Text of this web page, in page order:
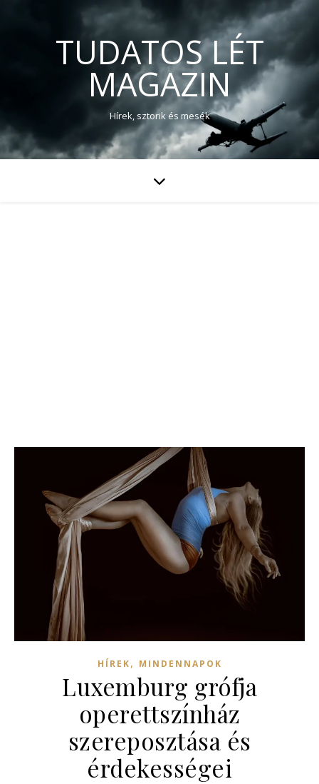
TUDATOS LÉT
MAGAZIN
Hírek, sztorik és mesék
HÍREK, MINDENNAPOK
Luxemburg grófja
operettszínház
szereposztása és
érdekességei